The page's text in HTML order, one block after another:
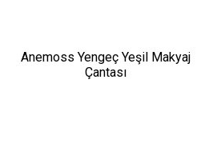
Anemoss Yengeç Yeşil Makyaj
Çantası